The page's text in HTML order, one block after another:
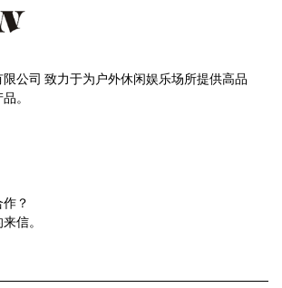
公司 致力于为户外休闲娱乐场所提供高品
。
？
信。